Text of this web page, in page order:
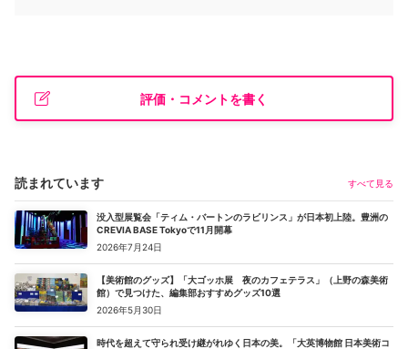
評価・コメントを書く
読まれています すべて見る
没入型展覧会「ティム・バートンのラビリンス」が日本初上陸。豊洲の
CREVIA BASE Tokyoで11月開幕
2026年7月24日
【美術館のグッズ】「大ゴッホ展 夜のカフェテラス」（上野の森美術
館）で見つけた、編集部おすすめグッズ10選
2026年5月30日
時代を超えて守られ受け継がれゆく日本の美。「大英博物館 日本美術コ